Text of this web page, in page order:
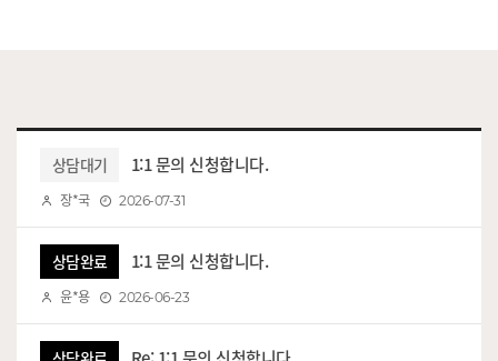
상담대기 1:1 문의 신청합니다.
장*국 2026-07-31
상담완료 1:1 문의 신청합니다.
윤*용 2026-06-23